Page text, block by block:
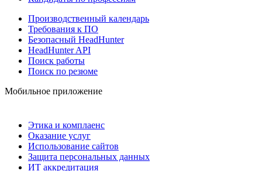
Производственный календарь
Требования к ПО
Безопасный HeadHunter
HeadHunter API
Поиск работы
Поиск по резюме
Мобильное приложение
Этика и комплаенс
Оказание услуг
Использование сайтов
Защита персональных данных
ИТ аккредитация